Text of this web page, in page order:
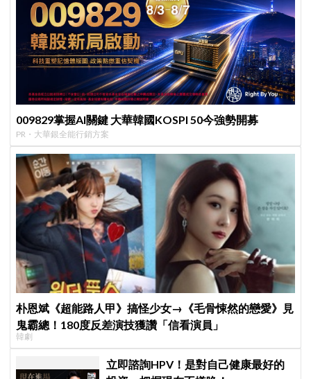
009829掌握AI關鍵 大華韓國KOSPI 50今強勢開募
PR・大華銀全能行銷方案
朴恩斌《超能路人甲》搞怪少女→《毛骨悚然的戀愛》見
鬼霸總！180度反差演技獲讚「信看演員」
韓劇
立即諮詢HPV！是對自己健康最好的